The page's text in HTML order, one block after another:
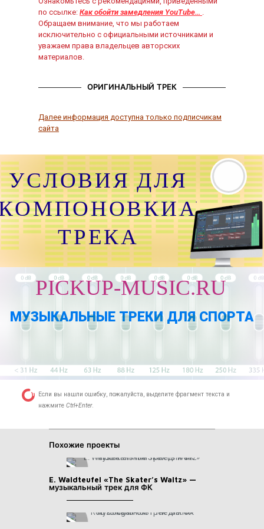
по ссылке: Как обойти замедления YouTube… .
Обращаем внимание, что мы работаем
исключительно с официальными источниками и
уважаем права владельцев авторских
материалов.
ОРИГИНАЛЬНЫЙ ТРЕК
Далее информация доступна только подписчикам
сайта
УСЛОВИЯ ДЛЯ
ТРЕКА
PICKUP-MUSIC.RU
МУЗЫКАЛЬНЫЕ ТРЕКИ ДЛЯ СПОРТА
Если вы нашли ошибку, пожалуйста, выделите фрагмент текста и
нажмите Ctrl+Enter.
Похожие проекты
E. Waldteufel «The Skater’s Waltz» —
музыкальный трек для ФК